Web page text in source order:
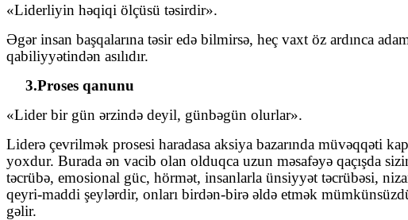
«Liderliyin həqiqi ölçüsü təsirdir».
Əgər insan başqalarına təsir edə bilmirsə, heç vaxt öz ardınca
qabiliyyətindən asılıdır.
3.Proses qanunu
«Lider bir gün ərzində deyil, günbəgün olurlar».
Liderə çevrilmək prosesi haradasa aksiya bazarında müvəqqəti
yoxdur. Burada ən vacib olan olduqca uzun məsafəyə qaçışda
təcrübə, emosional güc, hörmət, insanlarla ünsiyyət təcrübəsi,
qeyri-maddi şeylərdir, onları birdən-birə əldə etmək
gəlir.